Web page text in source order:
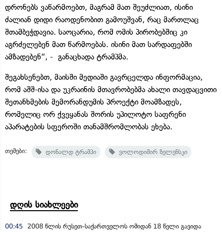
დრონებს ვაწარმოებთ, მაგრამ მათ შეუძლიათ, ისინი
ძალიან დიდი რაოდენობით გამოუშვან, რაც მართლაც
შთამბეჭდავია. საოცარია, რომ ომის პირობებშიც კი
აგრძელებენ მათ წარმოებას. ისინი მათ სარდაფებში
ამზადებენ“, - განაცხადა ტრამპმა.
შეგახსენებთ, მაისში მედიაში გავრცელდა ინფორმაცია,
რომ აშშ-ისა და უკრაინის მთავრობებმა ახალი თავდაცვითი
შეთანხმების მემორანდუმის პროექტი მოამზადეს,
რომელიც ორ ქვეყანას შორის უპილოტო საფრენი
აპარატების სფეროში თანამშრომლობას ეხება.
თემები: დონალდ ტრამპი ვოლოდიმირ ზელენსკი
დღის სიახლეები
00:45 2008 წლის რუსეთ-საქართველოს ომიდან 18 წელი გავიდა